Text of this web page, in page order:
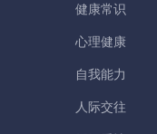
健康常识
心理健康
自我能力
人际交往